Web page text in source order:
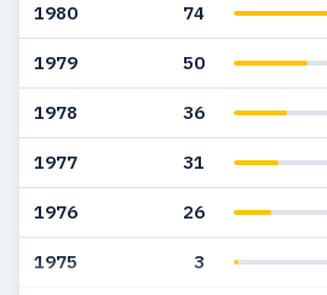
1980 74
1979 50
1978 36
1977 31
1976 26
1975 3